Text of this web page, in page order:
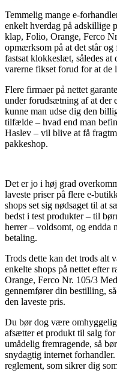
Temmelig mange e-
enkelt hverdag på adskillige
klap, Folio, Orange, Ferco
opmærksom på at det står
fastsat klokkeslæt, således at
varerne fikset forud for at de
Flere firmaer på nettet
under forudsætning af at der
kunne man udse dig den
tilfælde – hvad end man
Haslev – vil blive at få
pakkeshop.
Det er jo i høj grad
laveste priser på flere e-
shops set sig nødsaget til at
bedst i test produkter – til
herrer – voldsomt, og endda
betaling.
Trods dette kan det trods alt
enkelte shops på nettet efter
Orange, Ferco Nr. 105/3
gennemfører din bestilling,
den laveste pris.
Du bør dog være
afsætter et produkt til salg for
umådelig fremragende, så
snydagtig internet
reglement, som sikrer dig